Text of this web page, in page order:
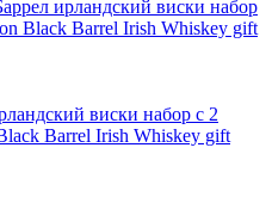
виски набор с 2
Barrel Irish Whiskey gift